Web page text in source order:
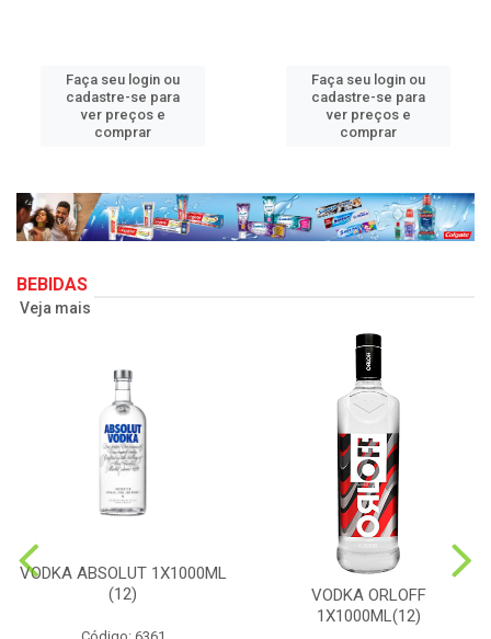
Faça seu login ou
cadastre-se para
ver preços e
comprar
Faça seu login ou
cadastre-se para
ver preços e
comprar
BEBIDAS
Veja mais
VODKA ABSOLUT 1X1000ML
(12)
VODKA ORLOFF
1X1000ML(12)